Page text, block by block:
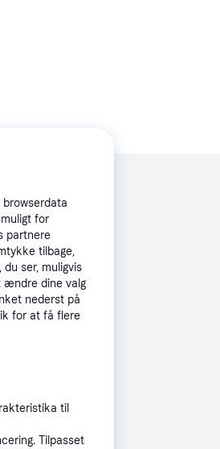
149 kr.
140 kr.
browserdata
for
partnere
tilbage,
ser, muligvis
ændre dine valg
nederst på
for at få flere
til
Tilpasset